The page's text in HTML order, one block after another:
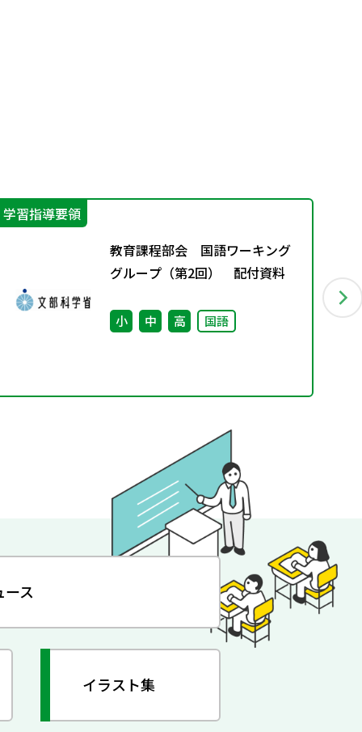
学習指導要領
教育課程部会 国語ワーキング
グループ（第2回） 配付資料
小 中 高 国語
ス
イラスト集